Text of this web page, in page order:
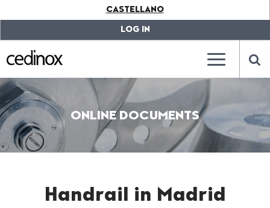
label.access.jump.content???
???
label.access.jump.header???
label.access.jump.footer???
???
label.access.jump.menu???
CASTELLANO
LOG IN
???
???
ONLINE DOCUMENTS
Handrail in Madrid